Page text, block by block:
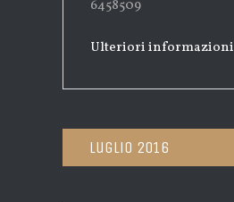
6458509
Ulteriori informazioni
Luglio 2016